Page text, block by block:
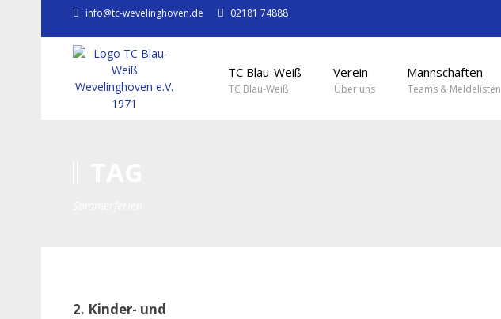
info@tc-wevelinghoven.de 02181 74888
TC Blau-Weiß
TC Blau-Weiß
Verein
Über uns
Mannschaften
Teams & Meldelisten
2. Kinder- und